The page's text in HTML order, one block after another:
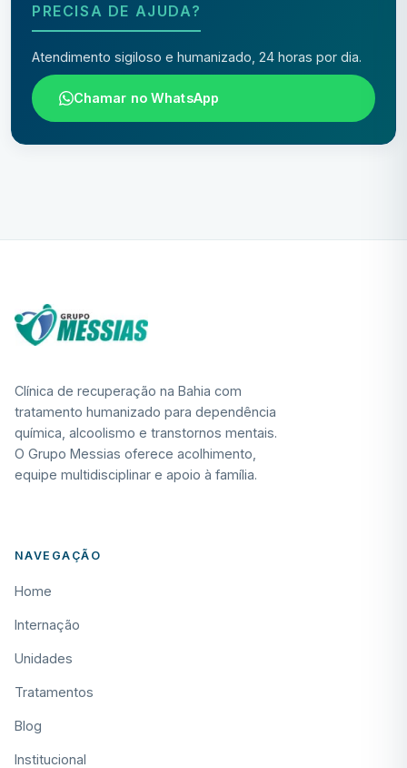
PRECISA DE AJUDA?
Atendimento sigiloso e humanizado, 24 horas por dia.
Chamar no WhatsApp
Clínica de recuperação na Bahia com
tratamento humanizado para dependência
química, alcoolismo e transtornos mentais.
O Grupo Messias oferece acolhimento,
equipe multidisciplinar e apoio à família.
NAVEGAÇÃO
Home
Internação
Unidades
Tratamentos
Blog
Institucional